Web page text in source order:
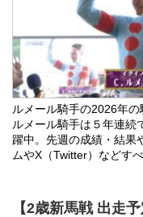
ルメール騎手の2026年
ルメール騎手は５年連続
躍中。先週の成績・結果
ムやX（Twitter）などす
【2歳新馬戦 出走